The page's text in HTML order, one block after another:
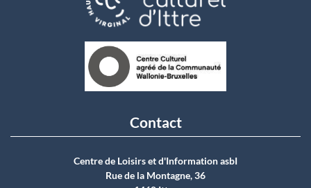
Contact
Centre de Loisirs et d'Information asbI
Rue de la Montagne, 36